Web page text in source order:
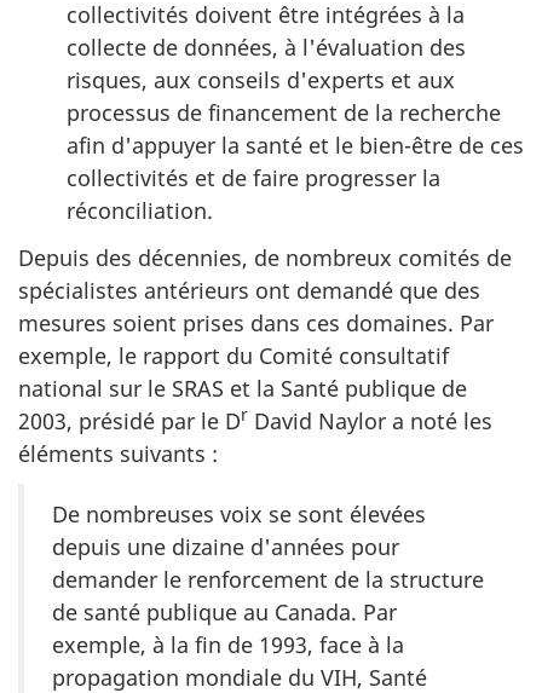
collectivités doivent être intégrées à la
collecte de données, à l'évaluation des
risques, aux conseils d'experts et aux
processus de financement de la recherche
afin d'appuyer la santé et le bien-être de ces
collectivités et de faire progresser la
réconciliation.
Depuis des décennies, de nombreux comités de
spécialistes antérieurs ont demandé que des
mesures soient prises dans ces domaines. Par
exemple, le rapport du Comité consultatif
national sur le SRAS et la Santé publique de
2003, présidé par le Dr David Naylor a noté les
éléments suivants :
De nombreuses voix se sont élevées
depuis une dizaine d'années pour
demander le renforcement de la structure
de santé publique au Canada. Par
exemple, à la fin de 1993, face à la
propagation mondiale du VIH, Santé